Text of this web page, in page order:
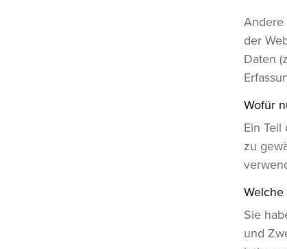
Andere
der
Daten
Wofür
Ein
zu
Sie
und